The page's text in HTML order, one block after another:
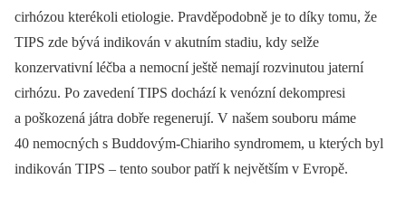
cirhózou kterékoli etiologie. Pravděpodobně je to díky tomu, že
TIPS zde bývá indikován v akutním stadiu, kdy selže
konzervativní léčba a nemocní ještě nemají rozvinutou jaterní
cirhózu. Po zavedení TIPS dochází k venózní dekompresi
a poškozená játra dobře regenerují. V našem souboru máme
40 nemocných s Buddovým-Chiariho syndromem, u kterých byl
indikován TIPS –⁠ tento soubor patří k největším v Evropě.